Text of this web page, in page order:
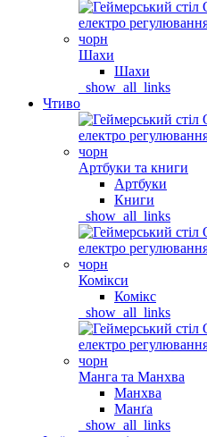
Шахи
Шахи
_show_all_links
Чтиво
Артбуки та книги
Артбуки
Книги
_show_all_links
Комікси
Комікс
_show_all_links
Манга та Манхва
Манхва
Манґа
_show_all_links